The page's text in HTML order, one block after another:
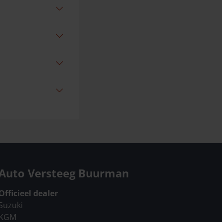
Versteeg Buurman
dealer
KGM